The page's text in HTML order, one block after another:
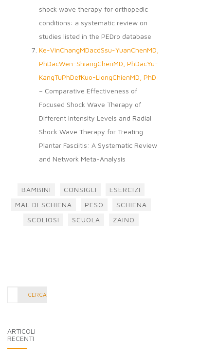
shock wave therapy for orthopedic
conditions: a systematic review on
studies listed in the PEDro database
Ke-VinChangMDacdSsu-YuanChenMD,
PhDacWen-ShiangChenMD, PhDacYu-
KangTuPhDefKuo-LiongChienMD, PhD
– Comparative Effectiveness of
Focused Shock Wave Therapy of
Different Intensity Levels and Radial
Shock Wave Therapy for Treating
Plantar Fasciitis: A Systematic Review
and Network Meta-Analysis
BAMBINI CONSIGLI
ESERCIZI
MAL DI SCHIENA
PESO
SCHIENA
SCOLIOSI
SCUOLA ZAINO
CERCA
ARTICOLI
RECENTI